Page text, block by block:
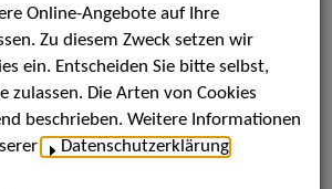
als PDF speichern
legen
und TV
Online-Angebote auf Ihre
Zu diesem Zweck setzen wir
ein. Entscheiden Sie bitte selbst,
zulassen. Die Arten von Cookies
beschrieben. Weitere Informationen
Datenschutzerklärung